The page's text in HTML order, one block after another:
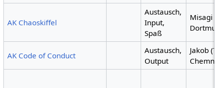
AK Chaoskiffel
Austausch,
Input,
Spaß
Misagi
AK Code of Conduct
Austausch,
Output
Jakob